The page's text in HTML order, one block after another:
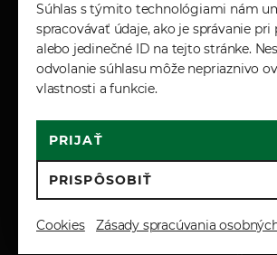
Súhlas s týmito technológiami nám
spracovávať údaje, ako je správanie pri
alebo jedinečné ID na tejto stránke.
odvolanie súhlasu môže nepriaznivo
vlastnosti a funkcie.
PRIJAŤ
PRISPÔSOBIŤ
Cookies Zásady spracúvania